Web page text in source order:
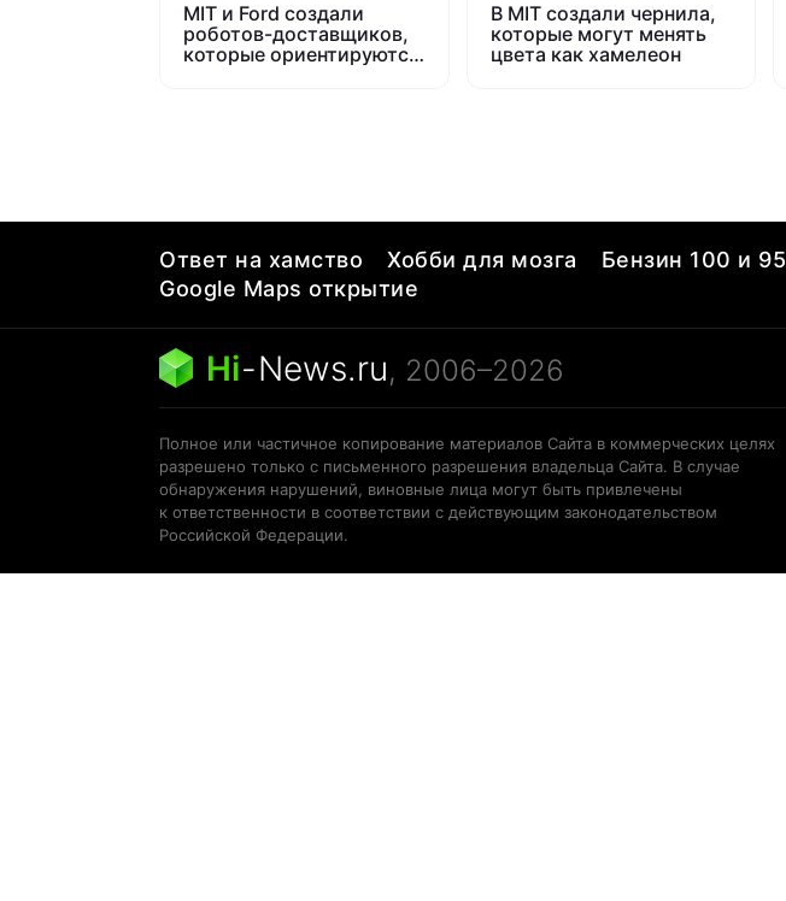
MIT и Ford создали
роботов-доставщиков,
которые ориентируются
В MIT создали чернила,
которые могут менять
цвета как хамелеон
Ответ на хамство Хобби для мозга Бензин 100 и 95
Google Maps открытие
Hi-News.ru, 2006–2026
Полное или частичное копирование материалов Сайта в коммерческих целях
разрешено только с письменного разрешения владельца Сайта. В случае
обнаружения нарушений, виновные лица могут быть привлечены
к ответственности в соответствии с действующим законодательством
Российской Федерации.